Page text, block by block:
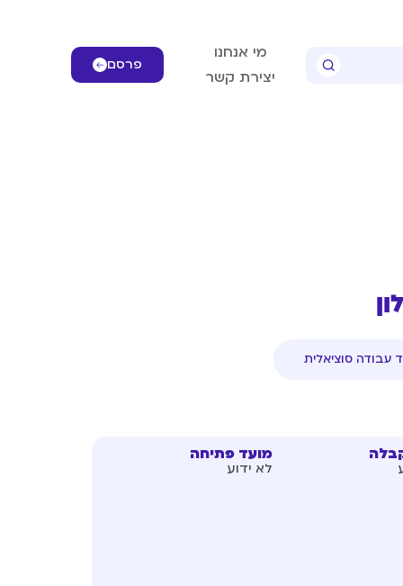
מי אנחנו
יצירת קשר
פרסם
עבודה סוציאלית
מועד פתיחה
לא ידוע